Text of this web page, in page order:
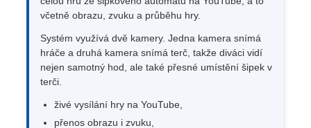
včetně obrazu, zvuku a průběhu hry.
Systém využívá dvě kamery. Jedna kamera snímá
hráče a druhá kamera snímá terč, takže diváci vidí
nejen samotný hod, ale také přesné umístění šipek v
terči.
živé vysílání hry na YouTube,
přenos obrazu i zvuku,